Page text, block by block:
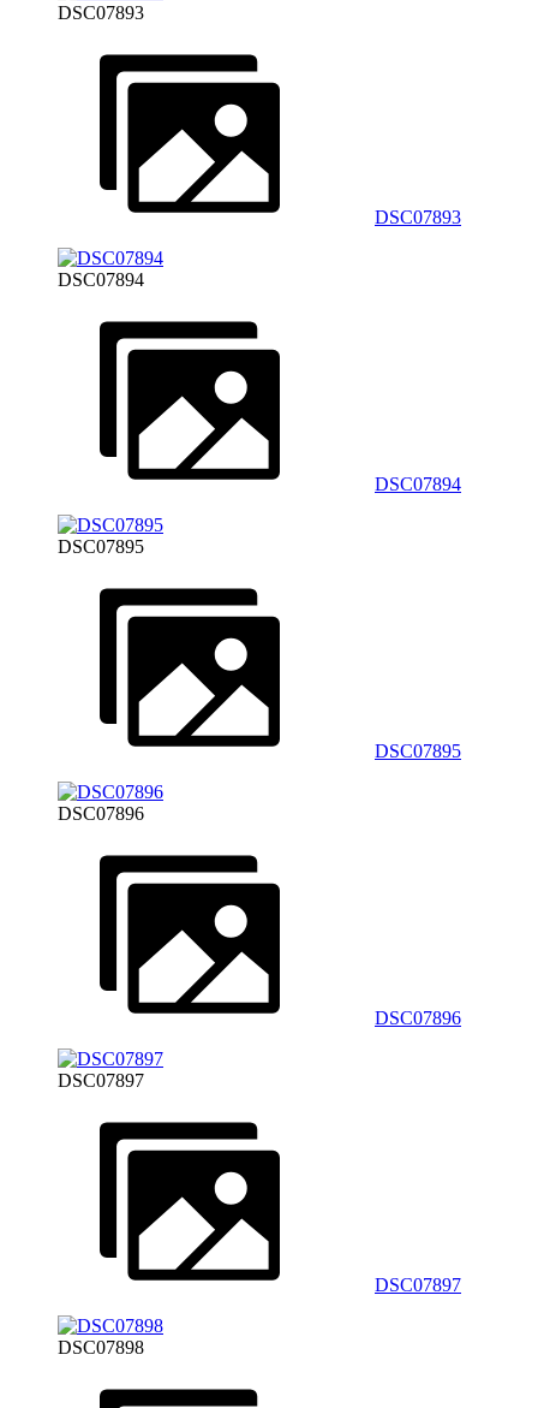
DSC07893
DSC07893
DSC07894
DSC07894
DSC07895
DSC07895
DSC07896
DSC07896
DSC07897
DSC07897
DSC07898